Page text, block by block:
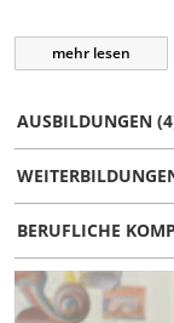
mehr lesen
AUSBILDUNGEN
BERUFLICHE